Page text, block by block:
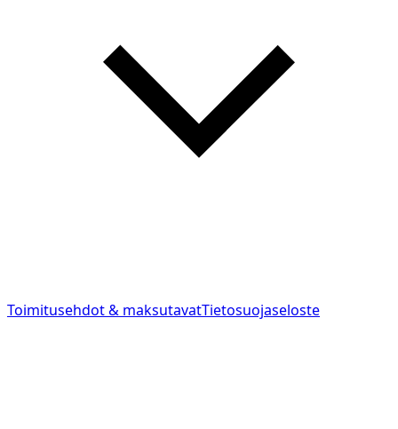
Toimitusehdot & maksutavatTietosuojaseloste